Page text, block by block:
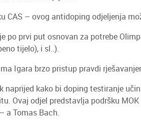
CAS – ovog antidoping odjeljenja
po prvi put osnovan za potrebe
tijelo), i sl..).
Igara brzo pristup pravdi
naprijed kako bi doping testiranje
Ovaj odjel predstavlja podršku
a Tomas Bach.